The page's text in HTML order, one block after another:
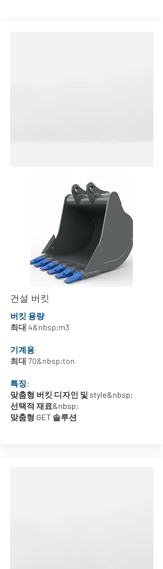
건설 버킷
버킷 용량
최대 4&nbsp;m3
기계용
최대 70&nbsp;ton
특징:
맞춤형 버킷 디자인 및 style&nbsp;
선택적 재료&nbsp;
맞춤형 GET 솔루션